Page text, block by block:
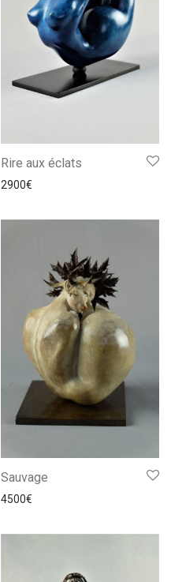
Rire aux éclats
2900€
Sauvage
4500€